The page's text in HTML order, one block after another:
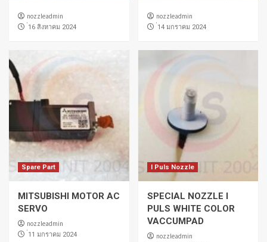
nozzleadmin
่16 สิงหาคม 2024
nozzleadmin
่14 มกราคม 2024
Spare Part
MITSUBISHI MOTOR AC
SERVO
nozzleadmin
่11 มกราคม 2024
I Puls Nozzle
SPECIAL NOZZLE I
PULS WHITE COLOR
VACCUMPAD
nozzleadmin